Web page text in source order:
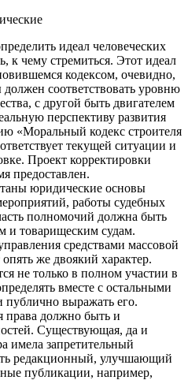
идеал человеческих
к чему стремиться. Этот идеал
кодексом, очевидно,
соответствовать уровню
с другой быть двигателем
перспективу развития
«Моральный кодекс строителя
текущей ситуации и
Проект корректировки
предоставлен.
юридические основы
работы судебных
полномочий должна быть
и товарищеским судам.
средствами массовой
же двоякий характер.
не только в полном участии в
вместе с остальными
выражать его.
должно быть и
Существующая, да и
имела запретительный
редакционный, улучшающий
публикации, например,